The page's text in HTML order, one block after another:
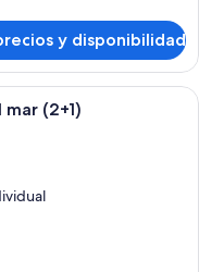
y disponibilidad
de hotel con cama, una
(2+1)